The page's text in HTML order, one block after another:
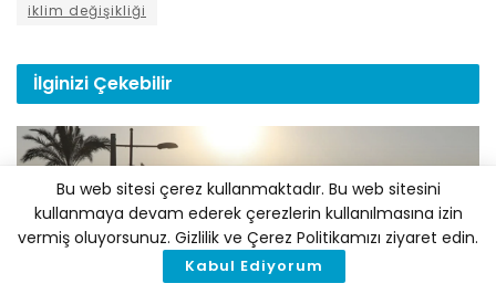
iklim değişikliği
İlginizi Çekebilir
Bu web sitesi çerez kullanmaktadır. Bu web sitesini
kullanmaya devam ederek çerezlerin kullanılmasına izin
vermiş oluyorsunuz. Gizlilik ve Çerez Politikamızı ziyaret edin.
Kabul Ediyorum